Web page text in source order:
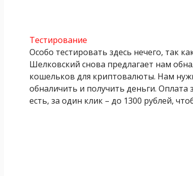
Тестирование
Особо тестировать здесь нечего, так
Шелковский снова предлагает нам
кошельков для криптовалюты. Нам
обналичить и получить деньги. Оплата
есть, за один клик – до 1300 рублей,